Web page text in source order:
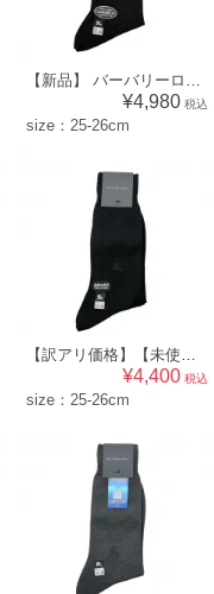
【新品】 バーバリーロンドン BURBERRY LONDON メンズ 靴下 ソックス （模様×ワンポイント柄）ブラック系 [size:25-26cm] 56875
¥4,980 税込
size：25-26cm
【訳アリ価格】【未使用品】 バーバリーロンドン BURBERRY LONDON メンズ 靴下 ソックス （模様×ワンポイント柄）ブラック系 [size:25-26cm] 56868
¥4,400 税込
size：25-26cm